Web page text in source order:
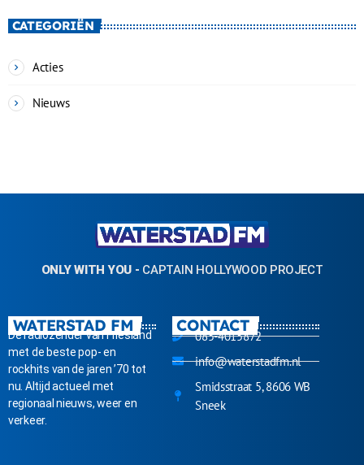
CATEGORIËN
Acties
Nieuws
ONLY WITH YOU - CAPTAIN HOLLYWOOD PROJECT
WATERSTAD FM
Dé radiozender van Friesland
met de beste pop- en
rockhits van de jaren ’70 tot
nu. Altijd actueel met
regionaal nieuws, weer en
verkeer.
CONTACT
085-4015872
info@waterstadfm.nl
Smidsstraat 5, 8606 WB
Sneek